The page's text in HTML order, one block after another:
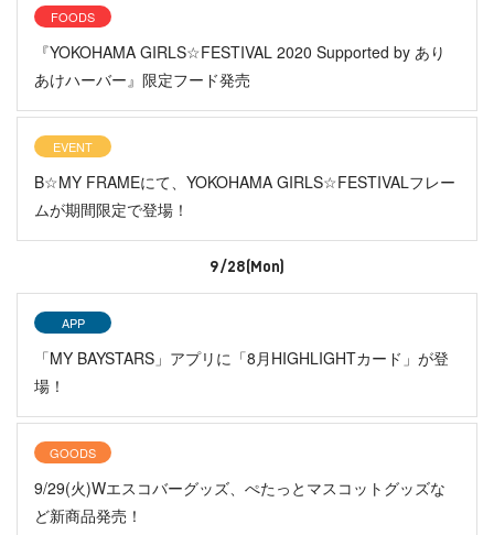
FOODS
『YOKOHAMA GIRLS☆FESTIVAL 2020 Supported by あり
あけハーバー』限定フード発売
EVENT
B☆MY FRAMEにて、YOKOHAMA GIRLS☆FESTIVALフレー
ムが期間限定で登場！
9/28(Mon)
APP
「MY BAYSTARS」アプリに「8月HIGHLIGHTカード」が登
場！
GOODS
9/29(火)Wエスコバーグッズ、ぺたっとマスコットグッズな
ど新商品発売！